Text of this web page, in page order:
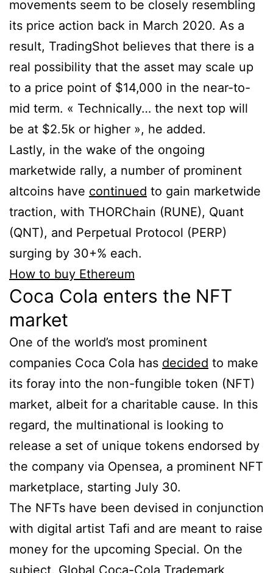
movements seem to be closely resembling
its price action back in March 2020. As a
result, TradingShot believes that there is a
real possibility that the asset may scale up
to a price point of $14,000 in the near-to-
mid term. « Technically… the next top will
be at $2.5k or higher », he added.
Lastly, in the wake of the ongoing
marketwide rally, a number of prominent
altcoins have continued to gain marketwide
traction, with THORChain (RUNE), Quant
(QNT), and Perpetual Protocol (PERP)
surging by 30+% each.
How to buy Ethereum
Coca Cola enters the NFT
market
One of the world’s most prominent
companies Coca Cola has decided to make
its foray into the non-fungible token (NFT)
market, albeit for a charitable cause. In this
regard, the multinational is looking to
release a set of unique tokens endorsed by
the company via Opensea, a prominent NFT
marketplace, starting July 30.
The NFTs have been devised in conjunction
with digital artist Tafi and are meant to raise
money for the upcoming Special. On the
subject, Global Coca-Cola Trademark